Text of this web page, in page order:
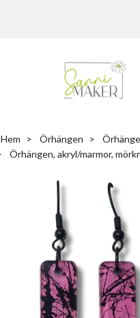
Hem Örhängen
Örhängen, akryl/marmor,